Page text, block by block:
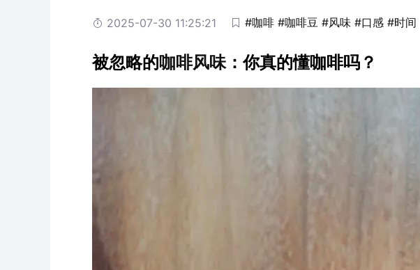
2025-07-30 11:25:21 #咖啡 #咖啡豆 #风味 #口感 #时间
被忽略的咖啡风味：你真的懂咖啡吗？